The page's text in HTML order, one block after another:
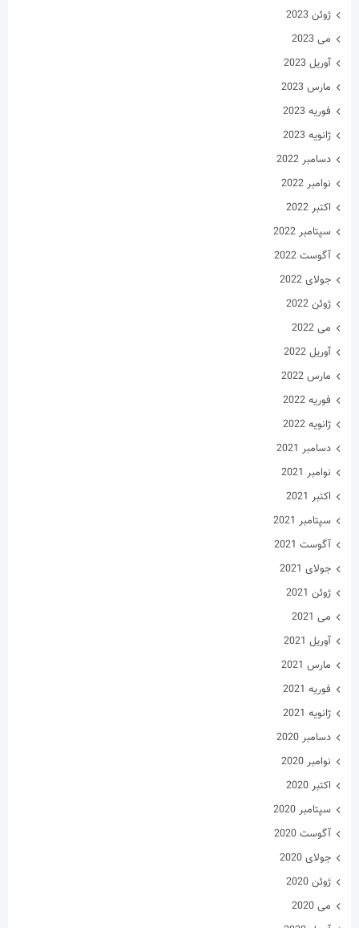
ژوئن 2023
می 2023
آوریل 2023
مارس 2023
فوریه 2023
ژانویه 2023
دسامبر 2022
نوامبر 2022
اکتبر 2022
سپتامبر 2022
آگوست 2022
جولای 2022
ژوئن 2022
می 2022
آوریل 2022
مارس 2022
فوریه 2022
ژانویه 2022
دسامبر 2021
نوامبر 2021
اکتبر 2021
سپتامبر 2021
آگوست 2021
جولای 2021
ژوئن 2021
می 2021
آوریل 2021
مارس 2021
فوریه 2021
ژانویه 2021
دسامبر 2020
نوامبر 2020
اکتبر 2020
سپتامبر 2020
آگوست 2020
جولای 2020
ژوئن 2020
می 2020